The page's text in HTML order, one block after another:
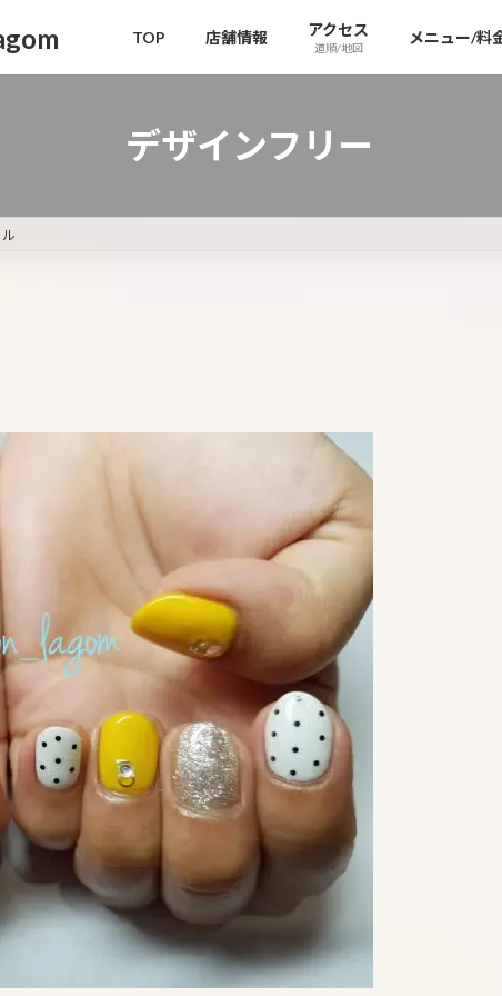
TOP 店舗情報 アクセス
道順/地図
メニュー/料
デザインフリー